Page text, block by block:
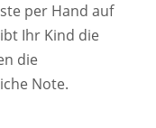
per Hand auf
Ihr Kind die
die
Note.